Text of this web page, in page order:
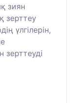
зиян
зерттеу
үлгілерін,